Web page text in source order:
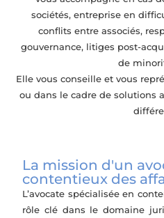
sociétés, entreprise en
conflits entre associés,
gouvernance, litiges post-
de
Elle vous conseille et vous
ou dans le cadre de solutions
La mission d'un
contentieux des
L’avocate spécialisée en
rôle clé dans le domaine